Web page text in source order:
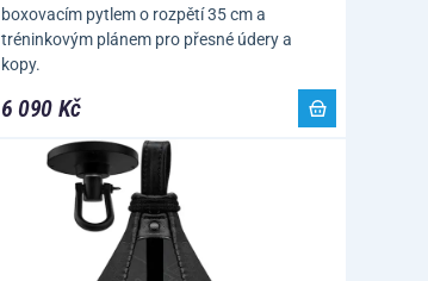
boxovacím pytlem o rozpětí 35 cm a
tréninkovým plánem pro přesné údery a
kopy.
6 090 Kč